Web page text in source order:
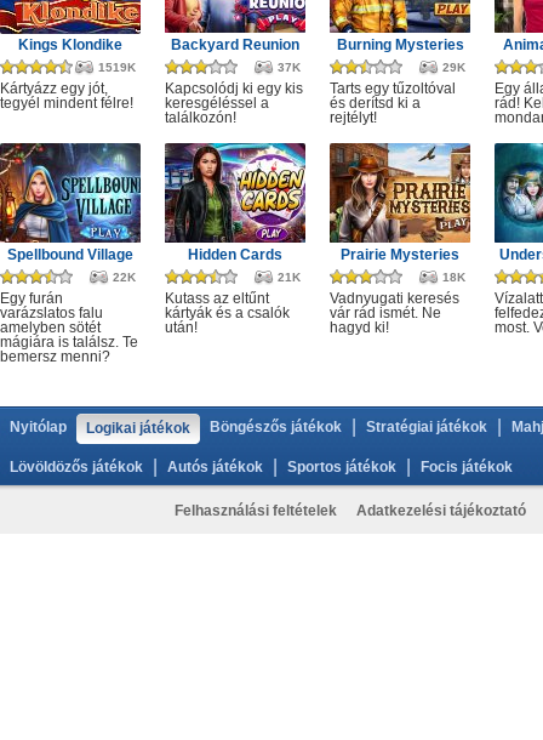
Kings Klondike
1519K
Kártyázz egy jót,
tegyél mindent félre!
Backyard Reunion
37K
Kapcsolódj ki egy kis
keresgéléssel a
találkozón!
Burning Mysteries
29K
Tarts egy tűzoltóval
és derítsd ki a
rejtélyt!
Egy
rád!
Spellbound Village
22K
Egy furán
varázslatos falu
amelyben sötét
mágiára is találsz. Te
bemersz menni?
Hidden Cards
21K
Kutass az eltűnt
kártyák és a csalók
után!
Prairie Mysteries
18K
Vadnyugati keresés
vár rád ismét. Ne
hagyd ki!
most.
Nyitólap Logikai játékok Böngészős játékok Stratégiai játékok
Lövöldözős játékok Autós játékok Sportos játékok Focis játékok
Felhasználási feltételek Adatkezelési tájékoztató